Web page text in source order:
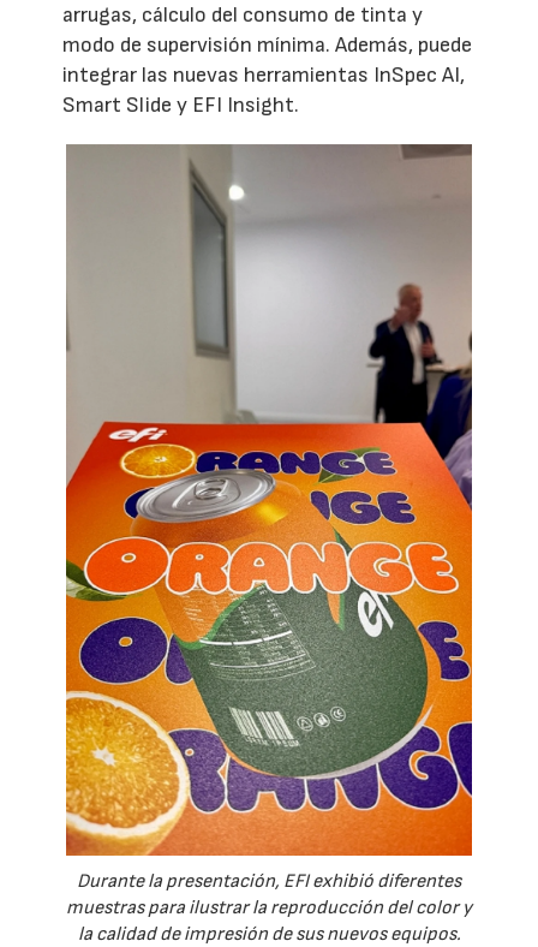
arrugas, cálculo del consumo de tinta y
modo de supervisión mínima. Además, puede
integrar las nuevas herramientas InSpec AI,
Smart Slide y EFI Insight.
Durante la presentación, EFI exhibió diferentes
muestras para ilustrar la reproducción del color y
la calidad de impresión de sus nuevos equipos.